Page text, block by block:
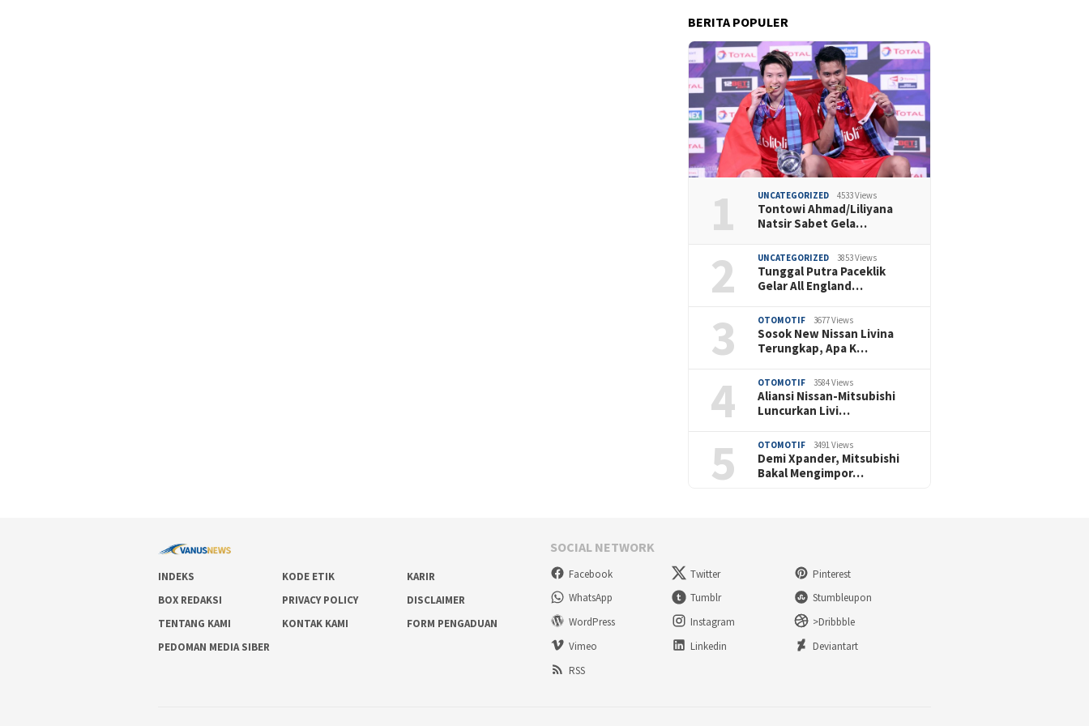
BERITA POPULER
1 UNCATEGORIZED 4533 Views
Tontowi Ahmad/Liliyana
Natsir Sabet Gela…
2 UNCATEGORIZED 3853 Views
Tunggal Putra Paceklik
Gelar All England…
3 OTOMOTIF 3677 Views
Sosok New Nissan Livina
Terungkap, Apa K…
4 OTOMOTIF 3584 Views
Aliansi Nissan-Mitsubishi
Luncurkan Livi…
5 OTOMOTIF 3491 Views
Demi Xpander, Mitsubishi
Bakal Mengimpor…
INDEKS KODE ETIK
KARIR
BOX REDAKSI
PRIVACY POLICY
DISCLAIMER
TENTANG KAMI
KONTAK KAMI
FORM PENGADUAN
PEDOMAN MEDIA SIBER
SOCIAL NETWORK
Facebook Twitter
Pinterest
WhatsApp
Tumblr
Stumbleupon
WordPress
Instagram
>Dribbble
Vimeo
Linkedin
Deviantart
RSS